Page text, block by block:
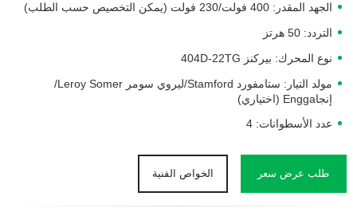
الجهد المقدر: 400 فولت/230 فولت (يمكن التخصيص حسب الطلب)
التردد: 50 هرتز
نوع المحرك: بيركنز 404D-22TG
مولد التيار: ستامفورد Stamford/ليروي سومر Leroy Somer/
إنجاEngga (اختياري)
عدد الأسطوانات: 4
طلب عرض سعر الخواص الفنية